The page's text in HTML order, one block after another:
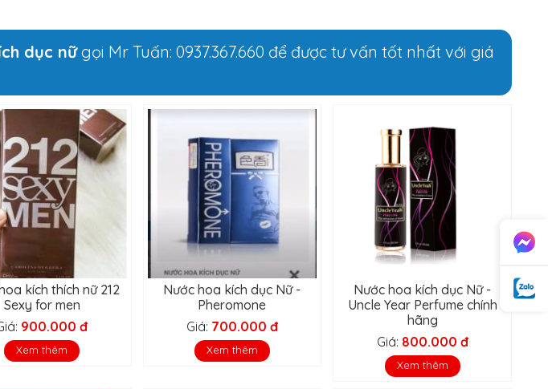
dục nữgọi Mr Tuấn: 0937.367.660 để được tư vấn tốt nhất với giá
kích thích nữ 212
Sexy for men
900.000 đ
Xem thêm
Nước hoa kích dục Nữ -
Pheromone
Giá: 700.000 đ
Xem thêm
Nước hoa kích dục Nữ -
Uncle Year Perfume chính
hãng
Giá: 800.000 đ
Xem thêm